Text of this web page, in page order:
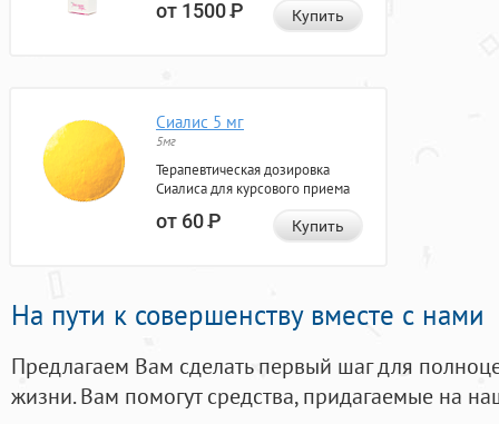
от 1500Р Купить
Сиалис 5 мг
5мг
Терапевтическая дозировка
Сиалиса для курсового приема
от 60Р Купить
На пути к совершенству вместе с нами
Предлагаем Вам сделать первый шаг для
жизни. Вам помогут средства, придагаемые на